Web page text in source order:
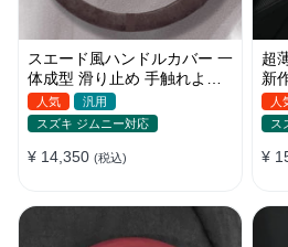
スエード風ハンドルカバー 一
体成型 滑り止め 手触れよし
吸汗 高級感 四季汎用
35~38CM
人気
汎用
スズキ ジムニー対応
¥ 14,350 (税込)
超
新
乾
使
人
ス
¥